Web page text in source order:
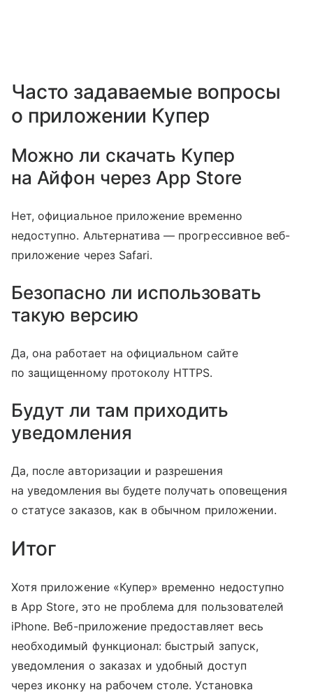
Часто задаваемые вопросы
о приложении Купер
Можно ли скачать Купер
на Айфон через App Store
Нет, официальное приложение временно
недоступно. Альтернатива — прогрессивное веб-
приложение через Safari.
Безопасно ли использовать
такую версию
Да, она работает на официальном сайте
по защищенному протоколу HTTPS.
Будут ли там приходить
уведомления
Да, после авторизации и разрешения
на уведомления вы будете получать оповещения
о статусе заказов, как в обычном приложении.
Итог
Хотя приложение «Купер» временно недоступно
в App Store, это не проблема для пользователей
iPhone. Веб-приложение предоставляет весь
необходимый функционал: быстрый запуск,
уведомления о заказах и удобный доступ
через иконку на рабочем столе. Установка